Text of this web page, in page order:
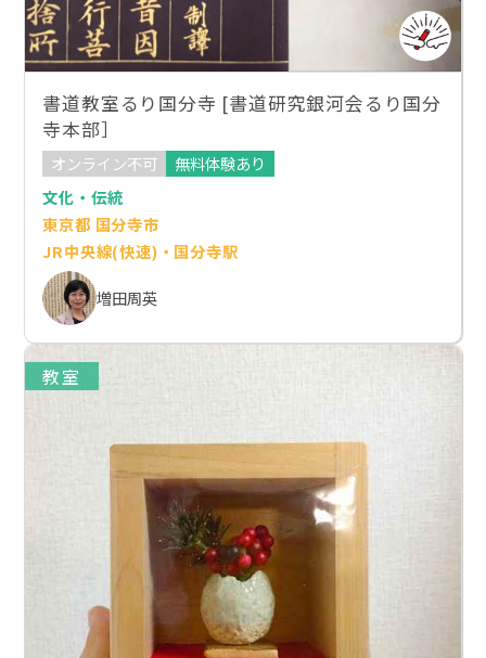
書道教室るり国分寺 [書道研究銀河会るり国分
寺本部］
オンライン不可
無料体験あり
文化・伝統
東京都 国分寺市
JR中央線(快速)・国分寺駅
増田周英
教室